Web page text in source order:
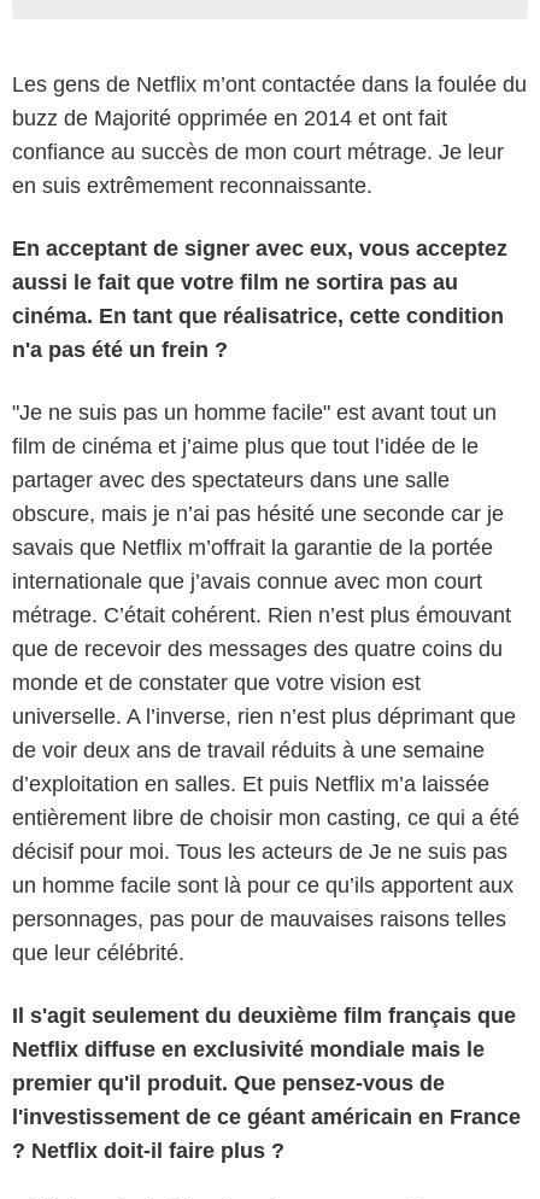
Les gens de Netflix m’ont contactée dans la foulée du
buzz de Majorité opprimée en 2014 et ont fait
confiance au succès de mon court métrage. Je leur
en suis extrêmement reconnaissante.
En acceptant de signer avec eux, vous acceptez
aussi le fait que votre film ne sortira pas au
cinéma. En tant que réalisatrice, cette condition
n'a pas été un frein ?
"Je ne suis pas un homme facile" est avant tout un
film de cinéma et j’aime plus que tout l’idée de le
partager avec des spectateurs dans une salle
obscure, mais je n’ai pas hésité une seconde car je
savais que Netflix m’offrait la garantie de la portée
internationale que j’avais connue avec mon court
métrage. C’était cohérent. Rien n’est plus émouvant
que de recevoir des messages des quatre coins du
monde et de constater que votre vision est
universelle. A l’inverse, rien n’est plus déprimant que
de voir deux ans de travail réduits à une semaine
d’exploitation en salles. Et puis Netflix m’a laissée
entièrement libre de choisir mon casting, ce qui a été
décisif pour moi. Tous les acteurs de Je ne suis pas
un homme facile sont là pour ce qu’ils apportent aux
personnages, pas pour de mauvaises raisons telles
que leur célébrité.
Il s'agit seulement du deuxième film français que
Netflix diffuse en exclusivité mondiale mais le
premier qu'il produit. Que pensez-vous de
l'investissement de ce géant américain en France
? Netflix doit-il faire plus ?